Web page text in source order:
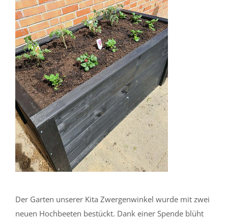
Der Garten unserer Kita Zwergenwinkel wurde mit zwei
neuen Hochbeeten bestückt. Dank einer Spende blüht